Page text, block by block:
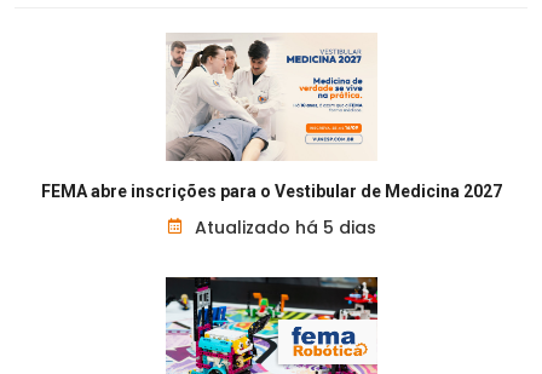
FEMA abre inscrições para o Vestibular de Medicina 2027
Atualizado há 5 dias